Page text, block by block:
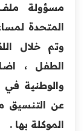
مسؤولة
المتحدة
وتم خلال
الطفل ،
والوطنية
عن التنسيق
الموكلة بها .‏